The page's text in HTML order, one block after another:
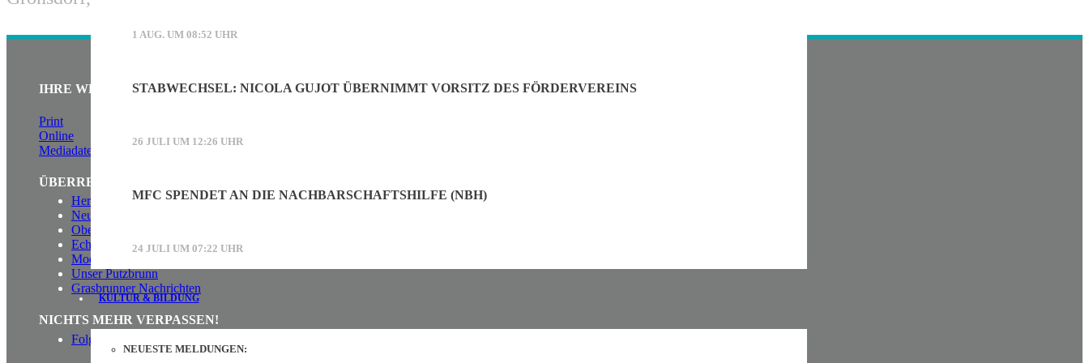
1 AUG. UM 08:52 UHR
STABWECHSEL: NICOLA GUJOT ÜBERNIMMT VORSITZ DES FÖRDERVEREINS
26 JULI UM 12:26 UHR
MFC SPENDET AN DIE NACHBARSCHAFTSHILFE (NBH)
24 JULI UM 07:22 UHR
KULTUR & BILDUNG
NEUESTE MELDUNGEN:
IHRE WERBUNG IM HAARER STADT ECHO
Print
Online
Mediadaten (PDF)
ÜBERREGIONAL WERBEN:
Herrschinger Spiegel
Neufahrner Echo
Oberdinger Kurier
Echinger Echo
Mooskurier
Unser Putzbrunn
Grasbrunner Nachrichten
NICHTS MEHR VERPASSEN!
Folgen Sie uns auf Facebook